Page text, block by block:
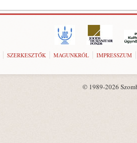
SZERKESZTŐK MAGUNKRÓL IMPRESSZUM
© 1989-2026